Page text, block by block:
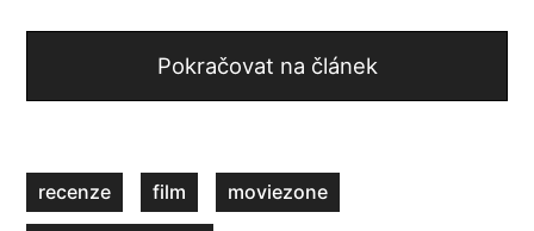
Pokračovat na článek
recenze film moviezone